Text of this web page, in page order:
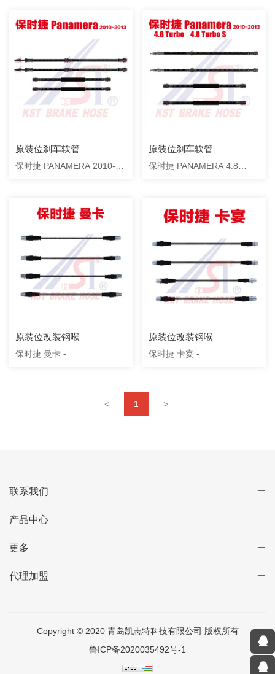
原装位刹车软管
保时捷 PANAMERA 2010-
原装位刹车软管
保时捷 PANAMERA 4.8
原装位改装钢喉
保时捷 曼卡 -
原装位改装钢喉
保时捷 卡宴 -
< 1 >
联系我们
产品中心
更多
代理加盟
Copyright © 2020 青岛凯志特科技有限公司 版权所有
鲁ICP备2020035492号-1